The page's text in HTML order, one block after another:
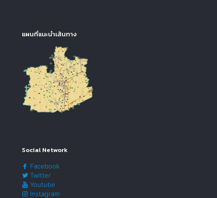
แผนที่แนะนำเส้นทาง
Social Network
Facebook
Twitter
Youtube
Instagram